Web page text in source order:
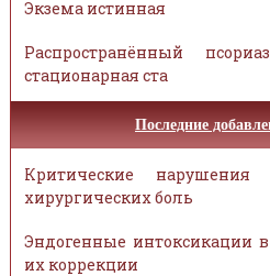
Экзема истинная
Распространённый
стационарная ста
Последние
Критические нарушения
хирургических боль
Эндогенные интоксикации
их коррекции